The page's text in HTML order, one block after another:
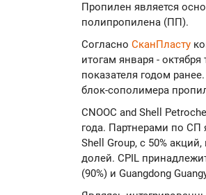
Пропилен является
полипропилена (ПП).
Согласно СканПласту
итогам января -
показателя годом
блок-сополимера
CNOOC and Shell
года. Партнерами по СП
Shell Group, с 50%
долей. CPIL
(90%) и Guangdong